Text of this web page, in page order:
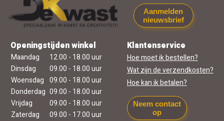
Aanmelden
nieuwsbrief
Openingstijden winkel
Maandag
12.00 - 18.00 uur
Dinsdag
09.00 - 18.00 uur
Woensdag 09.00 - 18.00 uur
Donderdag 09.00 - 18.00 uur
Vrijdag
09.00 - 18.00 uur
Zaterdag
09.00 - 17.00 uur
Klantenservice
Hoe moet ik bestellen?
Wat zijn de verzendkosten?
Hoe kan ik betalen?
Neem contact
op